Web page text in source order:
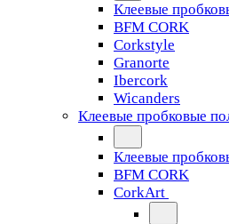
Клеевые
BFM CORK
Corkstyle
Granorte
Ibercork
Wicanders
Клеевые пробковые
Клеевые
BFM CORK
CorkArt